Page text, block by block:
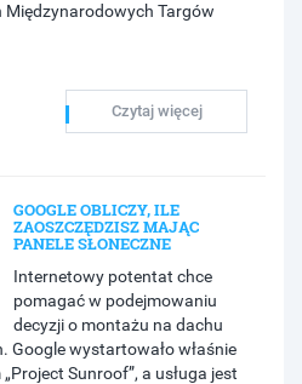
Targów
Czytaj więcej
GOOGLE OBLICZY, ILE
ZAOSZCZĘDZISZ MAJĄC
PANELE SŁONECZNE
Internetowy potentat chce
pomagać w podejmowaniu
decyzji o montażu na dachu
Google wystartowało właśnie
Sunroof”, a usługa jest